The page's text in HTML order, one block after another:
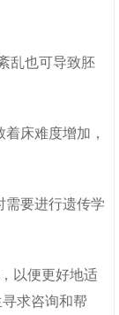
乱也可导致胚
床难度增加，
需要进行遗传学
以便更好地适
求咨询和帮